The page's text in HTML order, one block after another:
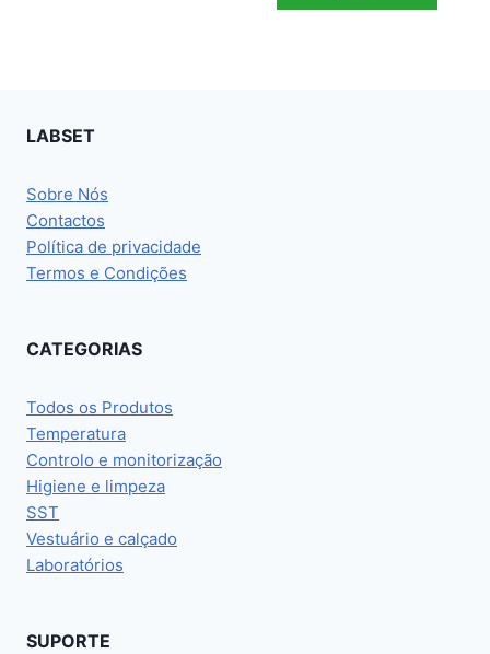
LABSET
Sobre Nós
Contactos
Política de privacidade
Termos e Condições
CATEGORIAS
Todos os Produtos
Temperatura
Controlo e monitorização
Higiene e limpeza
SST
Vestuário e calçado
Laboratórios
SUPORTE